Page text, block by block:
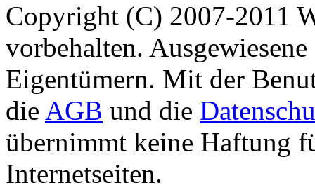
Copyright (C) 2007-2011
vorbehalten.
Eigentümern. Mit der
die AGB und die
übernimmt keine Haftung
Internetseiten.